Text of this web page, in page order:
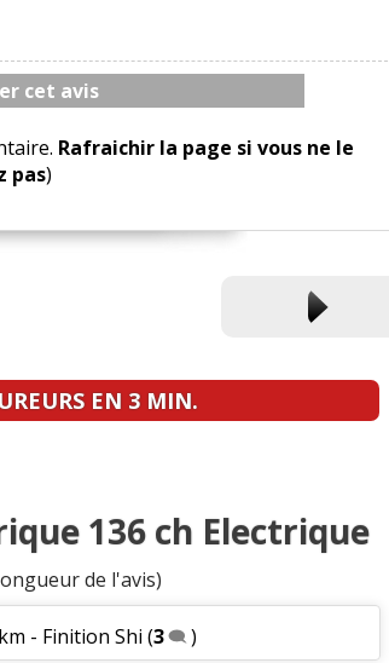
cet avis
Rafraichir la page si vous ne le
pas)
EN 3 MIN.
136 ch Electrique
de l'avis)
- Finition Shi (3 )